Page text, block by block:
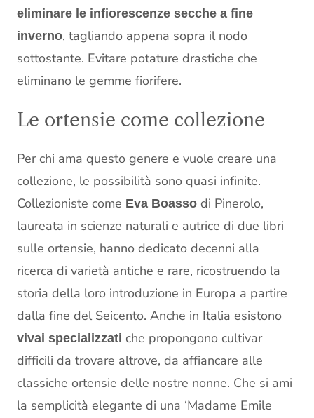
eliminare le infiorescenze secche a fine
inverno, tagliando appena sopra il nodo
sottostante. Evitare potature drastiche che
eliminano le gemme fiorifere.
Le ortensie come collezione
Per chi ama questo genere e vuole creare una
collezione, le possibilità sono quasi infinite.
Collezioniste come Eva Boasso di Pinerolo,
laureata in scienze naturali e autrice di due libri
sulle ortensie, hanno dedicato decenni alla
ricerca di varietà antiche e rare, ricostruendo la
storia della loro introduzione in Europa a partire
dalla fine del Seicento. Anche in Italia esistono
vivai specializzati che propongono cultivar
difficili da trovare altrove, da affiancare alle
classiche ortensie delle nostre nonne. Che si ami
la semplicità elegante di una ‘Madame Emile